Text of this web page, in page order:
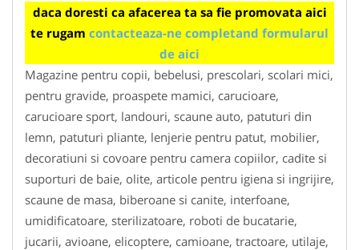
daca doresti ca afacerea ta sa fie promovata aici
te rugam contacteaza-ne completand formularul
de aici
Magazine pentru copii, bebelusi, prescolari, scolari mici,
pentru gravide, proaspete mamici, carucioare,
carucioare sport, landouri, scaune auto, patuturi din
lemn, patuturi pliante, lenjerie pentru patut, mobilier,
decoratiuni si covoare pentru camera copiilor, cadite si
suporturi de baie, olite, articole pentru igiena si ingrijire,
scaune de masa, biberoane si canite, interfoane,
umidificatoare, sterilizatoare, roboti de bucatarie,
jucarii, avioane, elicoptere, camioane, tractoare, utilaje,